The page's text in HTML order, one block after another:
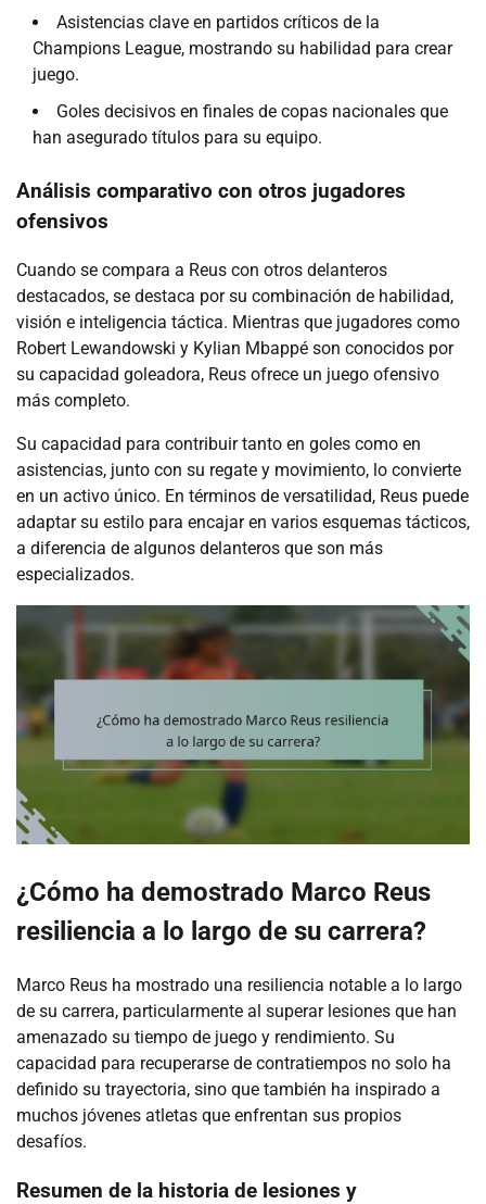
Asistencias clave en partidos críticos de la
Champions League, mostrando su habilidad para crear
juego.
Goles decisivos en finales de copas nacionales que
han asegurado títulos para su equipo.
Análisis comparativo con otros jugadores
ofensivos
Cuando se compara a Reus con otros delanteros
destacados, se destaca por su combinación de habilidad,
visión e inteligencia táctica. Mientras que jugadores como
Robert Lewandowski y Kylian Mbappé son conocidos por
su capacidad goleadora, Reus ofrece un juego ofensivo
más completo.
Su capacidad para contribuir tanto en goles como en
asistencias, junto con su regate y movimiento, lo convierte
en un activo único. En términos de versatilidad, Reus puede
adaptar su estilo para encajar en varios esquemas tácticos,
a diferencia de algunos delanteros que son más
especializados.
¿Cómo ha demostrado Marco Reus
resiliencia a lo largo de su carrera?
Marco Reus ha mostrado una resiliencia notable a lo largo
de su carrera, particularmente al superar lesiones que han
amenazado su tiempo de juego y rendimiento. Su
capacidad para recuperarse de contratiempos no solo ha
definido su trayectoria, sino que también ha inspirado a
muchos jóvenes atletas que enfrentan sus propios
desafíos.
Resumen de la historia de lesiones y